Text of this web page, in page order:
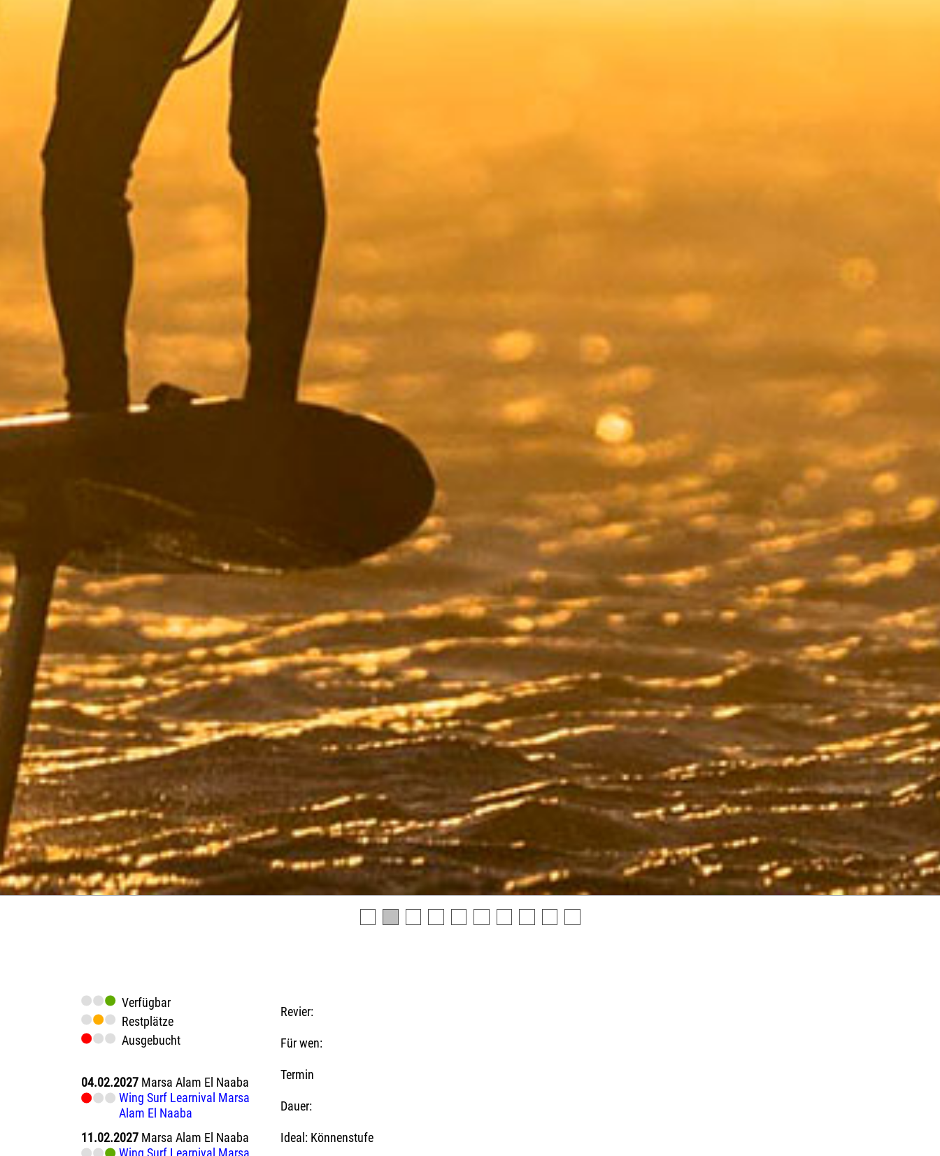
Verfügbar
Restplätze
Ausgebucht
04.02.2027 Marsa Alam El Naaba
Wing Surf Learnival Marsa
Alam El Naaba
11.02.2027 Marsa Alam El Naaba
Wing Surf Learnival Marsa
Revier:
Für wen:
Termin
Dauer:
Ideal: Könnenstufe